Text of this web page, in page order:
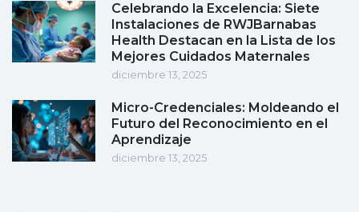
Celebrando la Excelencia: Siete
Instalaciones de RWJBarnabas
Health Destacan en la Lista de los
Mejores Cuidados Maternales
diciembre 13, 2025
Micro-Credenciales: Moldeando el
Futuro del Reconocimiento en el
Aprendizaje
diciembre 13, 2025